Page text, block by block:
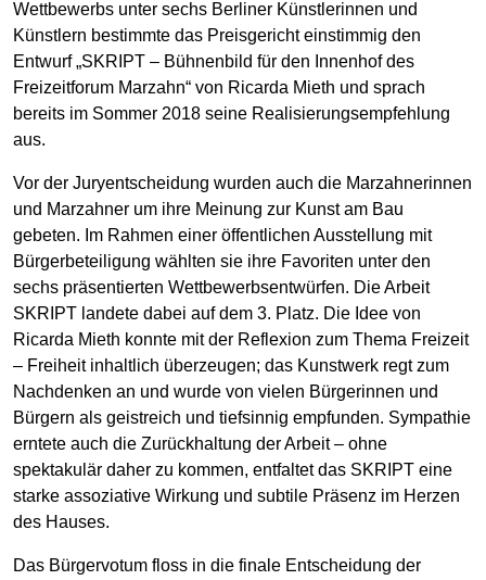
Wettbewerbs unter sechs Berliner Künstlerinnen und
Künstlern bestimmte das Preisgericht einstimmig den
Entwurf „SKRIPT – Bühnenbild für den Innenhof des
Freizeitforum Marzahn“ von Ricarda Mieth und sprach
bereits im Sommer 2018 seine Realisierungsempfehlung
aus.
Vor der Juryentscheidung wurden auch die Marzahnerinnen
und Marzahner um ihre Meinung zur Kunst am Bau
gebeten. Im Rahmen einer öffentlichen Ausstellung mit
Bürgerbeteiligung wählten sie ihre Favoriten unter den
sechs präsentierten Wettbewerbsentwürfen. Die Arbeit
SKRIPT landete dabei auf dem 3. Platz. Die Idee von
Ricarda Mieth konnte mit der Reflexion zum Thema Freizeit
– Freiheit inhaltlich überzeugen; das Kunstwerk regt zum
Nachdenken an und wurde von vielen Bürgerinnen und
Bürgern als geistreich und tiefsinnig empfunden. Sympathie
erntete auch die Zurückhaltung der Arbeit – ohne
spektakulär daher zu kommen, entfaltet das SKRIPT eine
starke assoziative Wirkung und subtile Präsenz im Herzen
des Hauses.
Das Bürgervotum floss in die finale Entscheidung der